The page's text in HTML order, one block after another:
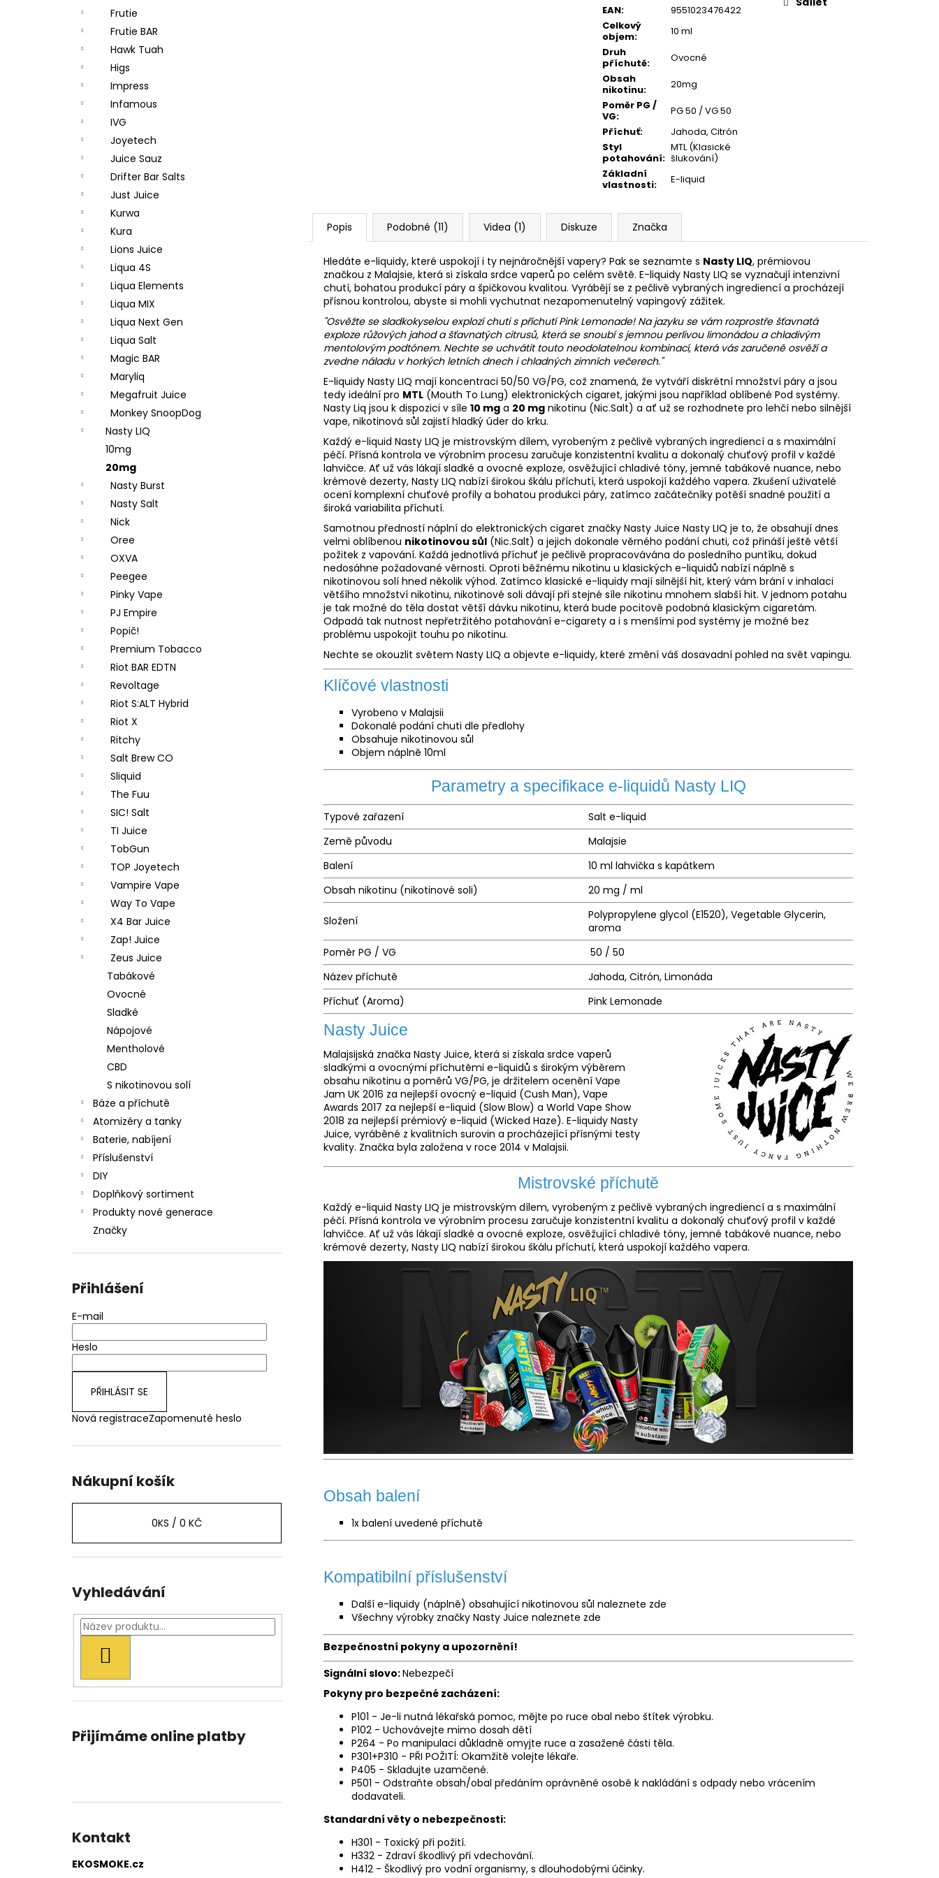
Frutie
Frutie BAR
Hawk Tuah
Higs
Impress
Infamous
IVG
Joyetech
Juice Sauz
Drifter Bar Salts
Just Juice
Kurwa
Kura
Lions Juice
Liqua 4S
Liqua Elements
Liqua MIX
Liqua Next Gen
Liqua Salt
Magic BAR
Maryliq
Megafruit Juice
Monkey SnoopDog
Nasty LIQ
10mg
20mg
Nasty Burst
Nasty Salt
Nick
Oree
OXVA
Peegee
Pinky Vape
PJ Empire
Popič!
Premium Tobacco
Riot BAR EDTN
Revoltage
Riot S:ALT Hybrid
Riot X
Ritchy
Salt Brew CO
Sliquid
The Fuu
SIC! Salt
TI Juice
TobGun
TOP Joyetech
Vampire Vape
Way To Vape
X4 Bar Juice
Zap! Juice
Zeus Juice
Tabákové
Ovocné
Sladké
Nápojové
Mentholové
CBD
S nikotinovou solí
Báze a příchutě
Atomizéry a tanky
Baterie, nabíjení
Příslušenství
DIY
Doplňkový sortiment
Produkty nové generace
Značky
Přihlášení
E-mail
Heslo
PŘIHLÁSIT SE
Nová registraceZapomenuté heslo
Nákupní košík
0KS / 0 KČ
Vyhledávání
Přijímáme online platby
Kontakt
EKOSMOKE.cz
EAN:
9551023476422
Celkový
objem:
10 ml
Druh
příchutě:
Ovocné
Obsah
nikotinu:
20mg
Poměr PG /
VG:
PG 50 / VG 50
Příchuť:
Jahoda, Citrón
Styl
potahování:
MTL (Klasické
šlukování)
Základní
vlastnosti: E-liquid
Popis Podobné (11) Videa (1) Diskuze Značka
Hledáte e-liquidy, které uspokojí i ty nejnáročnější vapery? Pak se seznamte s Nasty LIQ, prémiovou
značkou z Malajsie, která si získala srdce vaperů po celém světě. E-liquidy Nasty LIQ se vyznačují intenzivní
chutí, bohatou produkcí páry a špičkovou kvalitou. Vyrábějí se z pečlivě vybraných ingrediencí a procházejí
přísnou kontrolou, abyste si mohli vychutnat nezapomenutelný vapingový zážitek.
"Osvěžte se sladkokyselou explozí chuti s příchutí Pink Lemonade! Na jazyku se vám rozprostře šťavnatá
exploze růžových jahod a šťavnatých citrusů, která se snoubí s jemnou perlivou limonádou a chladivým
mentolovým podtónem. Nechte se uchvátit touto neodolatelnou kombinací, která vás zaručeně osvěží a
zvedne náladu v horkých letních dnech i chladných zimních večerech."
E-liquidy Nasty LIQ mají koncentraci 50/50 VG/PG, což znamená, že vytváří diskrétní množství páry a jsou
tedy ideální pro MTL (Mouth To Lung) elektronických cigaret, jakými jsou například oblíbené Pod systémy.
Nasty Liq jsou k dispozici v síle 10 mg a 20 mg nikotinu (Nic.Salt) a ať už se rozhodnete pro lehčí nebo silnější
vape, nikotinová sůl zajistí hladký úder do krku.
Každý e-liquid Nasty LIQ je mistrovským dílem, vyrobeným z pečlivě vybraných ingrediencí a s maximální
péčí. Přísná kontrola ve výrobním procesu zaručuje konzistentní kvalitu a dokonalý chuťový profil v každé
lahvičce. Ať už vás lákají sladké a ovocné exploze, osvěžující chladivé tóny, jemné tabákové nuance, nebo
krémové dezerty, Nasty LIQ nabízí širokou škálu příchutí, která uspokojí každého vapera. Zkušení uživatelé
ocení komplexní chuťové profily a bohatou produkci páry, zatímco začátečníky potěší snadné použití a
široká variabilita příchutí.
Samotnou předností náplní do elektronických cigaret značky Nasty Juice Nasty LIQ je to, že obsahují dnes
velmi oblíbenou nikotinovou sůl (Nic.Salt) a jejich dokonale věrného podání chuti, což přináší ještě větší
požitek z vapování. Každá jednotlivá příchuť je pečlivě propracovávána do posledního puntíku, dokud
nedosáhne požadované věrnosti. Oproti běžnému nikotinu u klasických e-liquidů nabízí náplně s
nikotinovou solí hned několik výhod. Zatímco klasické e-liquidy mají silnější hit, který vám brání v inhalaci
většího množství nikotinu, nikotinové soli dávají při stejné síle nikotinu mnohem slabší hit. V jednom potahu
je tak možné do těla dostat větší dávku nikotinu, která bude pocitově podobná klasickým cigaretám.
Odpadá tak nutnost nepřetržitého potahování e-cigarety a i s menšími pod systémy je možné bez
problému uspokojit touhu po nikotinu.
Nechte se okouzlit světem Nasty LIQ a objevte e-liquidy, které změní váš dosavadní pohled na svět vapingu.
Klíčové vlastnosti
Vyrobeno v Malajsii
Dokonalé podání chuti dle předlohy
Obsahuje nikotinovou sůl
Objem náplně 10ml
Parametry a specifikace e-liquidů Nasty LIQ
Typové zařazení Salt e-liquid
Země původu
Malajsie
Balení
10 ml lahvička s kapátkem
Obsah nikotinu (nikotinové soli)
20 mg / ml
Složení
Polypropylene glycol (E1520), Vegetable Glycerin,
aroma
Poměr PG / VG
50 / 50
Název příchutě
Jahoda, Citrón, Limonáda
Příchuť (Aroma)
Pink Lemonade
Nasty Juice
Malajsijská značka Nasty Juice, která si získala srdce vaperů
sladkými a ovocnými příchutěmi e-liquidů s širokým výběrem
obsahu nikotinu a poměrů VG/PG, je držitelem ocenění Vape
Jam UK 2016 za nejlepší ovocný e-liquid (Cush Man), Vape
Awards 2017 za nejlepší e-liquid (Slow Blow) a World Vape Show
2018 za nejlepší prémiový e-liquid (Wicked Haze). E-liquidy Nasty
Juice, vyráběné z kvalitních surovin a procházející přísnými testy
kvality. Značka byla založena v roce 2014 v Malajsii.
Mistrovské příchutě
Každý e-liquid Nasty LIQ je mistrovským dílem, vyrobeným z pečlivě vybraných ingrediencí a s maximální
péčí. Přísná kontrola ve výrobním procesu zaručuje konzistentní kvalitu a dokonalý chuťový profil v každé
lahvičce. Ať už vás lákají sladké a ovocné exploze, osvěžující chladivé tóny, jemné tabákové nuance, nebo
krémové dezerty, Nasty LIQ nabízí širokou škálu příchutí, která uspokojí každého vapera.
Obsah balení
1x balení uvedené příchutě
Kompatibilní příslušenství
Další e-liquidy (náplně) obsahující nikotinovou sůl naleznete zde
Všechny výrobky značky Nasty Juice naleznete zde
Bezpečnostní pokyny a upozornění!
Signální slovo:Nebezpečí
Pokyny pro bezpečné zacházení:
P101 - Je-li nutná lékařská pomoc, mějte po ruce obal nebo štítek výrobku.
P102 - Uchovávejte mimo dosah dětí
P264 - Po manipulaci důkladně omyjte ruce a zasažené části těla.
P301+P310 - PŘI POŽITÍ: Okamžitě volejte lékaře.
P405 - Skladujte uzamčené.
P501 - Odstraňte obsah/obal předáním oprávněné osobě k nakládání s odpady nebo vrácením
dodavateli.
Standardní věty o nebezpečnosti:
H301 - Toxický při požití.
H332 - Zdraví škodlivý při vdechování.
H412 - Škodlivý pro vodní organismy, s dlouhodobými účinky.